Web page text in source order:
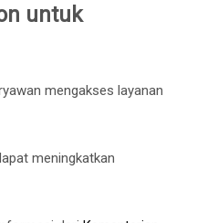
untuk
mengakses layanan
meningkatkan